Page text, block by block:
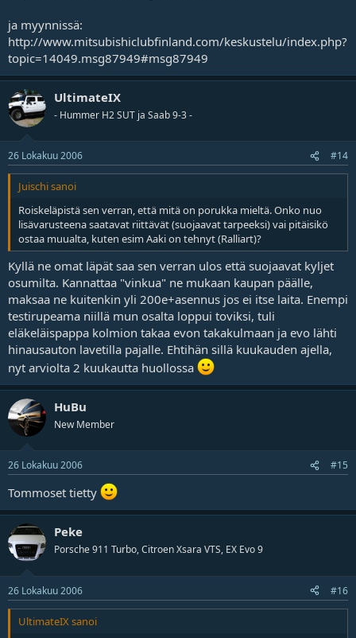
ja myynnissä:
http://www.mitsubishiclubfinland.com/keskustelu/index.php?
topic=14049.msg87949#msg87949
UltimateIX
- Hummer H2 SUT ja Saab 9-3 -
26 Lokakuu 2006 #14
Juischi sanoi
Roiskeläpistä sen verran, että mitä on porukka mieltä. Onko nuo
lisävarusteena saatavat riittävät (suojaavat tarpeeksi) vai pitäisikö
ostaa muualta, kuten esim Aaki on tehnyt (Ralliart)?
Kyllä ne omat läpät saa sen verran ulos että suojaavat kyljet
osumilta. Kannattaa "vinkua" ne mukaan kaupan päälle,
maksaa ne kuitenkin yli 200e+asennus jos ei itse laita. Enempi
testirupeama niillä mun osalta loppui toviksi, tuli
eläkeläispappa kolmion takaa evon takakulmaan ja evo lähti
hinausauton lavetilla pajalle. Ehtihän sillä kuukauden ajella,
nyt arviolta 2 kuukautta huollossa
HuBu
New Member
26 Lokakuu 2006 #15
Tommoset tietty
Peke
Porsche 911 Turbo, Citroen Xsara VTS, EX Evo 9
26 Lokakuu 2006 #16
UltimateIX sanoi